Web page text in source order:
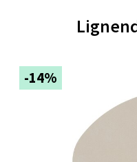
-14%
Åpent i dag 10-20
Leirvik - Stord